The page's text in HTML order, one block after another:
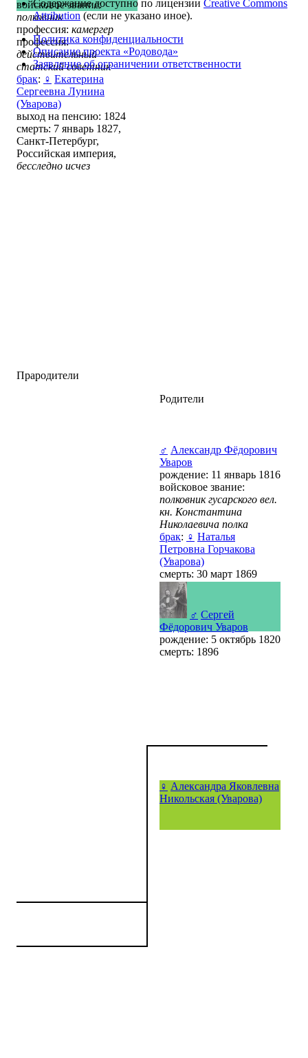
войсковое звание:
полковник
профессия: камергер
профессия:
действительный
статский советник
брак: ♀ Екатерина
Сергеевна Лунина
(Уварова)
выход на пенсию: 1824
смерть: 7 январь 1827,
Санкт-Петербург,
Российская империя,
бесследно исчез
Прародители
Родители
♂ Александр Фёдорович
Уваров
рождение: 11 январь 1816
войсковое звание:
полковник гусарского вел.
кн. Константина
Николаевича полка
брак: ♀ Наталья
Петровна Горчакова
(Уварова)
смерть: 30 март 1869
♂ Сергей
Фёдорович Уваров
рождение: 5 октябрь 1820
смерть: 1896
♀ Александра Яковлевна
Никольская (Уварова)
Содержание доступно по лицензии Creative Commons
Attribution (если не указано иное).
Политика конфиденциальности
Описание проекта «Родовода»
Заявление об ограничении ответственности